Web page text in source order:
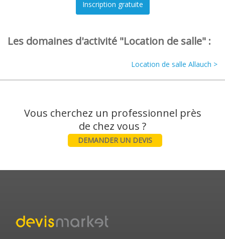
Les domaines d'activité "Location de salle" :
Location de salle Allauch >
Vous cherchez un professionnel près
DEMANDER UN DEVIS